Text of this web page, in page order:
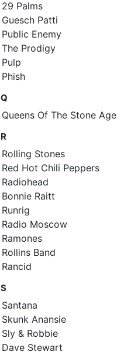
29 Palms
Guesch Patti
Public Enemy
The Prodigy
Pulp
Phish
Q
Queens Of The Stone Age
R
Rolling Stones
Red Hot Chili Peppers
Radiohead
Bonnie Raitt
Runrig
Radio Moscow
Ramones
Rollins Band
Rancid
S
Santana
Skunk Anansie
Sly & Robbie
Dave Stewart